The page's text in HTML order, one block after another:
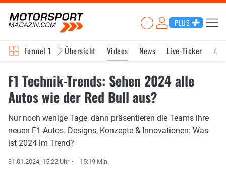
PLUS
Formel 1 Übersicht Videos News Live-Ticker
F1 Technik-Trends: Sehen 2024 alle
Autos wie der Red Bull aus?
Nur noch wenige Tage, dann präsentieren die Teams ihre
neuen F1-Autos. Designs, Konzepte & Innovationen: Was
ist 2024 im Trend?
31.01.2024, 15:22 Uhr 15:19 Min.